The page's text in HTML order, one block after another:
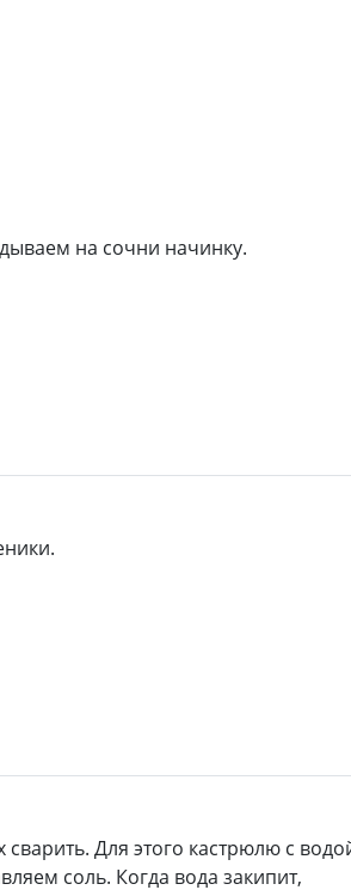
на сочни начинку.
Для этого кастрюлю с
соль. Когда вода закипит,